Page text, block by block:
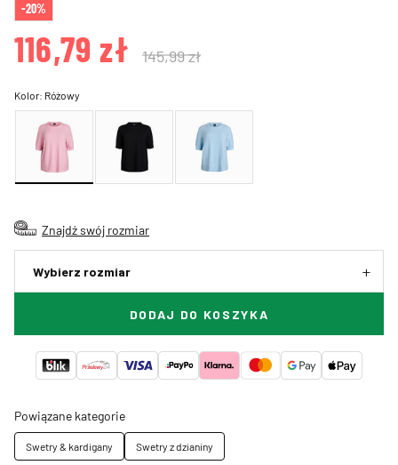
-20%
116,79 zł 145,99 zł
Kolor: Różowy
Znajdź swój rozmiar
Wybierz rozmiar
DODAJ DO KOSZYKA
Powiązane kategorie
Swetry & kardigany Swetry z dzianiny